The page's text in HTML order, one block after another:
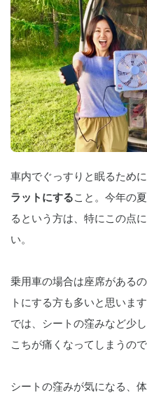
車内でぐっすりと眠るため
ラットにする こと。今年の
るという方は、特にこの点
い。
乗用車の場合は座席がある
トにする方も多いと思いま
では、シートの窪みなど少
こちが痛くなってしまうので
シートの窪みが気になる、